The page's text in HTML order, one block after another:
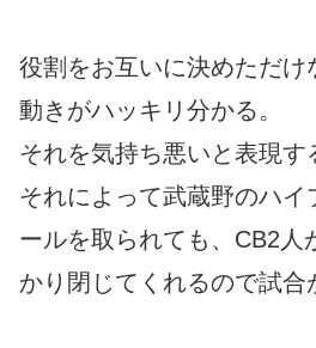
役割をお互いに決めただけ
動きがハッキリ分かる。
それを気持ち悪いと表現す
それによって武蔵野のハイ
ールを取られても、CB2人
かり閉じてくれるので試合